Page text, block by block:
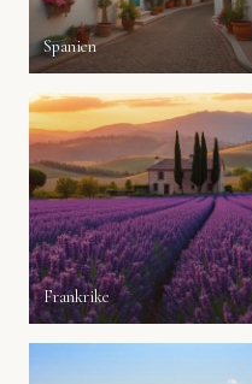
Spanien
Frankrike